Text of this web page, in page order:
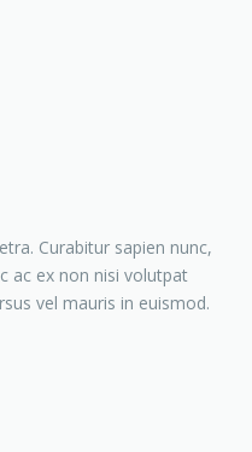
Curabitur sapien nunc,
ac ex non nisi volutpat
vel mauris in euismod.